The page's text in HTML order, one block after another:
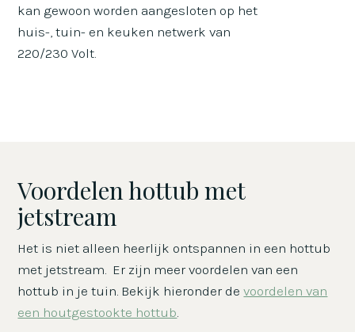
kan gewoon worden aangesloten op het
huis-, tuin- en keuken netwerk van
220/230 Volt.
Voordelen hottub met
jetstream
Het is niet alleen heerlijk ontspannen in een hottub
met jetstream. Er zijn meer voordelen van een
hottub in je tuin. Bekijk hieronder devoordelen van
een houtgestookte hottub